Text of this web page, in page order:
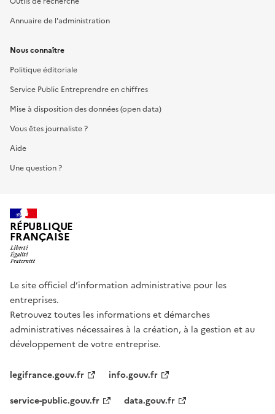
Annuaire de l'administration
Nous connaître
Politique éditoriale
Service Public Entreprendre en chiffres
Mise à disposition des données (open data)
Vous êtes journaliste ?
Aide
Une question ?
RÉPUBLIQUE
FRANÇAISE
Le site officiel d’information administrative pour les
entreprises.
Retrouvez toutes les informations et démarches
administratives nécessaires à la création, à la gestion et au
développement de votre entreprise.
legifrance.gouv.fr
info.gouv.fr
service-public.gouv.fr
data.gouv.fr